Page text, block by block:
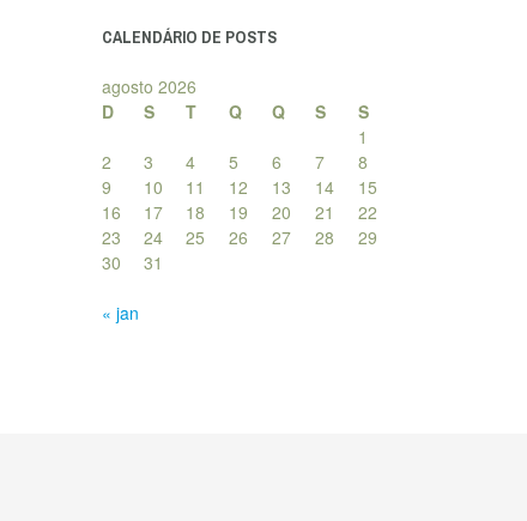
CALENDÁRIO DE POSTS
agosto 2026
D
S T Q Q S
S
1
2
3 4 5 6 7
8
9
10 11 12 13 14
15
16
17 18 19 20 21
22
23
24 25 26 27 28
29
30
31
« jan